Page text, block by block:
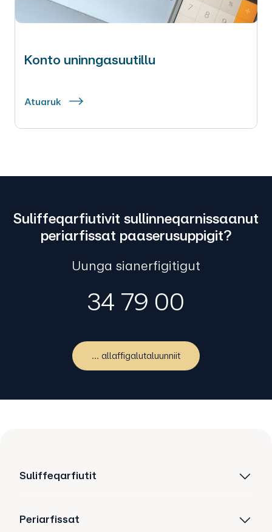
Konto uninngasuutillu
Atuaruk
Suliffeqarfiutivit sullinneqarnissaanut
periarfissat paaserusuppigit?
Uunga sianerfigitigut
34 79 00
... allaffigalutaluunniit
Suliffeqarfiutit
Periarfissat